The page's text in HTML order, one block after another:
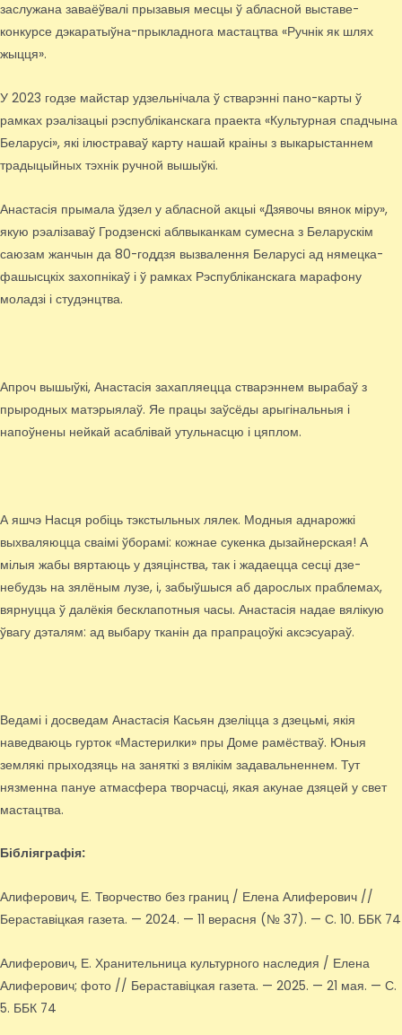
заслужана заваёўвалі прызавыя месцы ў абласной выставе-
конкурсе дэкаратыўна-прыкладнога мастацтва «Ручнік як шлях
жыцця».
У 2023 годзе майстар удзельнічала ў стварэнні пано-карты ў
рамках рэалізацыі рэспубліканскага праекта «Культурная спадчына
Беларусі», які ілюстраваў карту нашай краіны з выкарыстаннем
традыцыйных тэхнік ручной вышыўкі.
Анастасія прымала ўдзел у абласной акцыі «Дзявочы вянок міру»,
якую рэалізаваў Гродзенскі аблвыканкам сумесна з Беларускім
саюзам жанчын да 80-годдзя вызвалення Беларусі ад нямецка-
фашысцкіх захопнікаў і ў рамках Рэспубліканскага марафону
моладзі і студэнцтва.
Апроч вышыўкі, Анастасія захапляецца стварэннем вырабаў з
прыродных матэрыялаў. Яе працы заўсёды арыгінальныя і
напоўнены нейкай асаблівай утульнасцю і цяплом.
А яшчэ Насця робіць тэкстыльных лялек. Модныя аднарожкі
выхваляюцца сваімі ўборамі: кожнае сукенка дызайнерская! А
мілыя жабы вяртаюць у дзяцінства, так і жадаецца сесці дзе-
небудзь на зялёным лузе, і, забыўшыся аб дарослых праблемах,
вярнуцца ў далёкія бесклапотныя часы. Анастасія надае вялікую
ўвагу дэталям: ад выбару тканін да прапрацоўкі аксэсуараў.
Ведамі і досведам Анастасія Касьян дзеліцца з дзецьмі, якія
наведваюць гурток «Мастерилки» пры Доме рамёстваў. Юныя
землякі прыходзяць на заняткі з вялікім задавальненнем. Тут
нязменна пануе атмасфера творчасці, якая акунае дзяцей у свет
мастацтва.
Бібліяграфія:
Алиферович, Е. Творчество без границ / Елена Алиферович //
Бераставіцкая газета. — 2024. — 11 верасня (№ 37). — С. 10. ББК 74
Алиферович, Е. Хранительница культурного наследия / Елена
Алиферович; фото // Бераставіцкая газета. — 2025. — 21 мая. — С.
5. ББК 74